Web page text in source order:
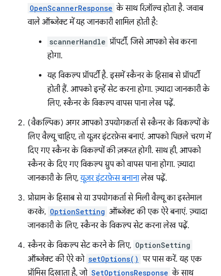
OpenScannerResponse के साथ रिज़ॉल्व होता है. जवाब
वाले ऑब्जेक्ट में यह जानकारी शामिल होती है:
scannerHandle प्रॉपर्टी, जिसे आपको सेव करना
होगा.
यह विकल्प प्रॉपर्टी है. इसमें स्कैनर के हिसाब से प्रॉपर्टी
होती हैं. आपको इन्हें सेट करना होगा. ज़्यादा जानकारी के
लिए, स्कैनर के विकल्प वापस पाना लेख पढ़ें.
(वैकल्पिक) अगर आपको उपयोगकर्ता से स्कैनर के विकल्पों के
लिए वैल्यू चाहिए, तो यूज़र इंटरफ़ेस बनाएं. आपको पिछले चरण में
दिए गए स्कैनर के विकल्पों की ज़रूरत होगी. साथ ही, आपको
स्कैनर के दिए गए विकल्प ग्रुप को वापस पाना होगा. ज़्यादा
जानकारी के लिए,यूज़र इंटरफ़ेस बनानालेख पढ़ें.
प्रोग्राम के हिसाब से या उपयोगकर्ता से मिली वैल्यू का इस्तेमाल
करके, OptionSetting ऑब्जेक्ट की एक ऐरे बनाएं. ज़्यादा
जानकारी के लिए, स्कैनर के विकल्प सेट करना लेख पढ़ें.
स्कैनर के विकल्प सेट करने के लिए, OptionSetting
ऑब्जेक्ट की ऐरे को setOptions() पर पास करें. यह एक
प्रॉमिस दिखाता है, जो SetOptionsResponse के साथ